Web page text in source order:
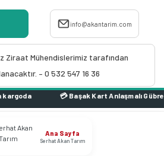
info@akantarim.com
Ziraat Mühendislerimiz tarafından
– 0 532 547 16 36
Ana Sayfa
Serhat Akan Tarım